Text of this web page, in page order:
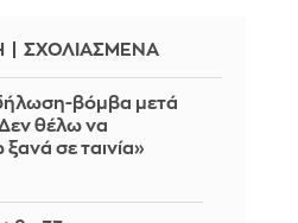
ΣΧΟΛΙΑΣΜΕΝΑ
βόμβα μετά
θέλω να
σε ταινία»